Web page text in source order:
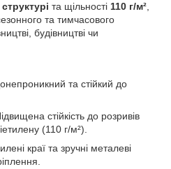
та щільності 110 г/м²
та тимчасового
будівництві чи
та стійкий до
стійкість до розривів
(110 г/м²).
краї та зручні металеві